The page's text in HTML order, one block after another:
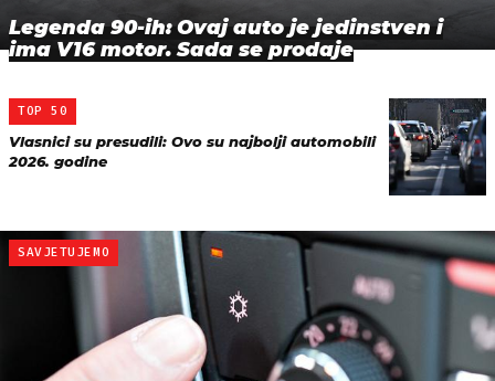
Legenda 90-ih: Ovaj auto je jedinstven i
ima V16 motor. Sada se prodaje
TOP 50
Vlasnici su presudili: Ovo su najbolji automobili
2026. godine
SAVJETUJEMO